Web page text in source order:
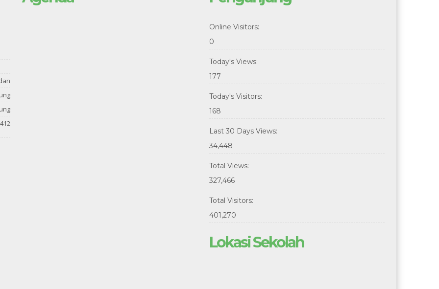
Online Visitors:
0
Today's Views:
177
Today's Visitors:
168
Last 30 Days Views:
34,448
Total Views:
327,466
Total Visitors:
401,270
Lokasi Sekolah